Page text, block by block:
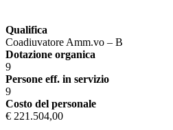
Qualifica
Coadiuvatore Amm.vo – B
Dotazione organica
9
Persone eff. in servizio
9
Costo del personale
€ 221.504,00